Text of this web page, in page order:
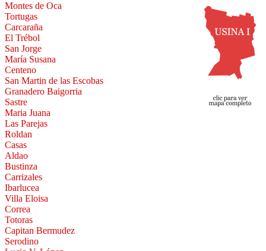
Montes de Oca
Tortugas
Carcaraña
El Trébol
San Jorge
María Susana
Centeno
San Martin de las Escobas
Granadero Baigorria
Sastre
Maria Juana
Las Parejas
Roldan
Casas
Aldao
Bustinza
Carrizales
Ibarlucea
Villa Eloisa
Correa
Totoras
Capitan Bermudez
Serodino